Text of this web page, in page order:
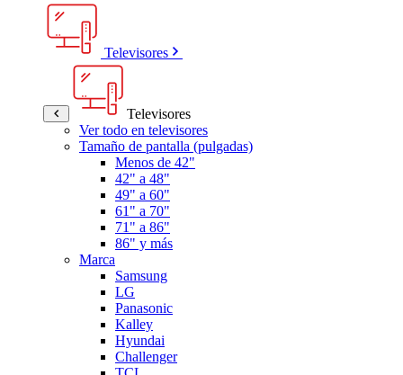
Televisores
Televisores
Ver todo en televisores
Tamaño de pantalla (pulgadas)
Menos de 42"
42" a 48"
49" a 60"
61" a 70"
71" a 86"
86" y más
Marca
Samsung
LG
Panasonic
Kalley
Hyundai
Challenger